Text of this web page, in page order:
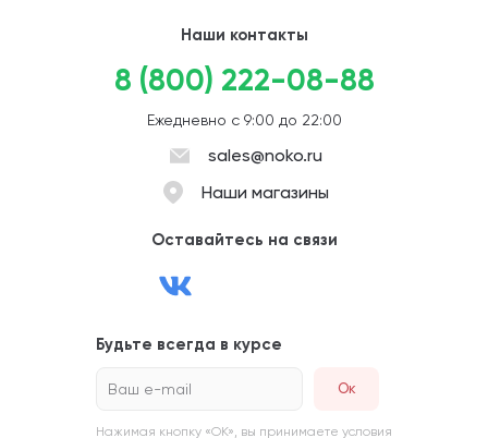
Наши контакты
8 (800) 222-08-88
Ежедневно с 9:00 до 22:00
sales@noko.ru
Наши магазины
Оставайтесь на связи
Будьте всегда в курсе
Ваш e-mail
Нажимая кнопку «ОК», вы принимаете условия